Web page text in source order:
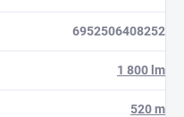
6952506408252
1 800 lm
520 m